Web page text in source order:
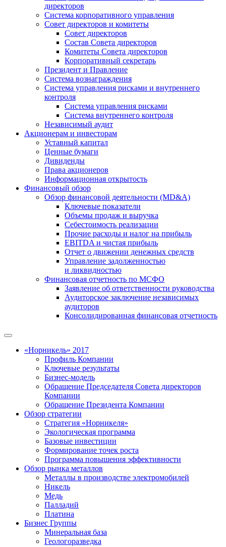
директоров
Система корпоративного управления
Совет директоров и комитеты
Совет директоров
Состав Совета директоров
Комитеты Совета директоров
Корпоративный секретарь
Президент и Правление
Система вознаграждения
Система управления рисками и внутреннего
контроля
Система управления рисками
Система внутреннего контроля
Независимый аудит
Акционерам и инвесторам
Уставный капитал
Ценные бумаги
Дивиденды
Права акционеров
Информационная открытость
Финансовый обзор
Обзор финансовой деятельности (MD&A)
Ключевые показатели
Объемы продаж и выручка
Себестоимость реализации
Прочие расходы и налог на прибыль
EBITDA и чистая прибыль
Отчет о движении денежных средств
Управление задолженностью
и ликвидностью
Финансовая отчетность по МСФО
Заявление об ответственности руководства
Аудиторское заключение независимых
аудиторов
Консолидированная финансовая отчетность
«Норникель» 2017
Профиль Компании
Ключевые результаты
Бизнес-модель
Обращение Председателя Совета директоров
Компании
Обращение Президента Компании
Обзор стратегии
Стратегия «Норникеля»
Экологическая программа
Базовые инвестиции
Формирование точек роста
Программа повышения эффективности
Обзор рынка металлов
Металлы в производстве электромобилей
Никель
Медь
Палладий
Платина
Бизнес Группы
Минеральная база
Геологоразведка